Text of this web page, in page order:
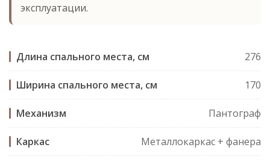
эксплуатации.
Длина спального места, см 276
Ширина спального места, см 170
Механизм Пантограф
Каркас Металлокаркас + фанера